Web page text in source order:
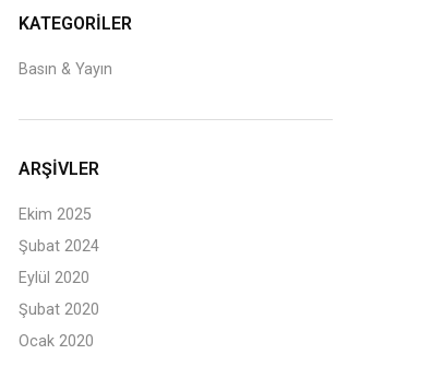
KATEGORILER
Basın & Yayın
ARŞIVLER
Ekim 2025
Şubat 2024
Eylül 2020
Şubat 2020
Ocak 2020